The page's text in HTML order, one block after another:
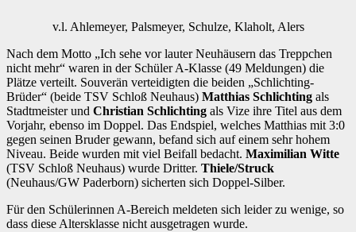
v.l. Ahlemeyer, Palsmeyer, Schulze, Klaholt, Alers
Nach dem Motto „Ich sehe vor lauter Neuhäusern das Treppchen
nicht mehr“ waren in der Schüler A-Klasse (49 Meldungen) die
Plätze verteilt. Souverän verteidigten die beiden „Schlichting-
Brüder“ (beide TSV Schloß Neuhaus) Matthias Schlichting als
Stadtmeister und Christian Schlichting als Vize ihre Titel aus dem
Vorjahr, ebenso im Doppel. Das Endspiel, welches Matthias mit 3:0
gegen seinen Bruder gewann, befand sich auf einem sehr hohem
Niveau. Beide wurden mit viel Beifall bedacht. Maximilian Witte
(TSV Schloß Neuhaus) wurde Dritter. Thiele/Struck
(Neuhaus/GW Paderborn) sicherten sich Doppel-Silber.
Für den Schülerinnen A-Bereich meldeten sich leider zu wenige, so
dass diese Altersklasse nicht ausgetragen wurde.